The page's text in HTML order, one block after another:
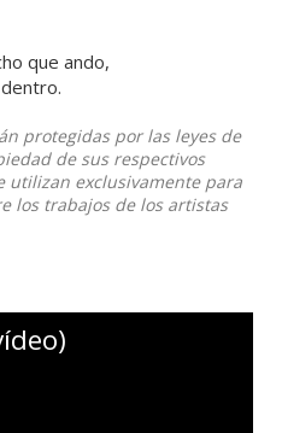
que ando,
protegidas por las leyes de
de sus respectivos
utilizan exclusivamente para
los trabajos de los artistas